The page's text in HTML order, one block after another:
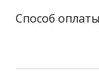
Способ